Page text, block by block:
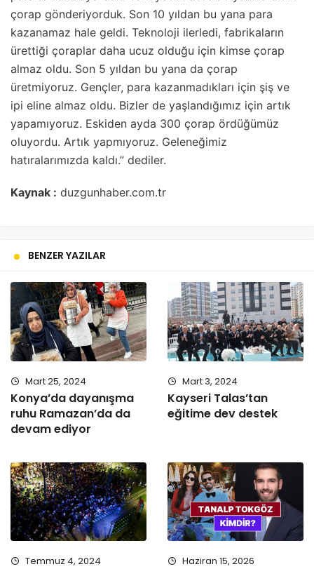
çorap gönderiyorduk. Son 10 yıldan bu yana para
kazanamaz hale geldi. Teknoloji ilerledi, fabrikaların
ürettiği çoraplar daha ucuz olduğu için kimse çorap
almaz oldu. Son 5 yıldan bu yana da çorap
üretmiyoruz. Gençler, para kazanmadıkları için şiş ve
ipi eline almaz oldu. Bizler de yaşlandığımız için artık
yapamıyoruz. Eskiden ayda 300 çorap ördüğümüz
oluyordu. Artık yapmıyoruz. Geleneğimiz
hatıralarımızda kaldı.” dediler.
Kaynak : duzgunhaber.com.tr
BENZER YAZILAR
Mart 25, 2024
Konya’da dayanışma
ruhu Ramazan’da da
devam ediyor
Mart 3, 2024
Kayseri Talas’tan
eğitime dev destek
Temmuz 4, 2024 Haziran 15, 2026